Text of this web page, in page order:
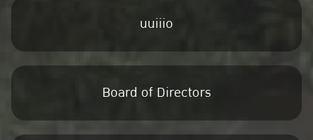
uuiiio
Board of Directors